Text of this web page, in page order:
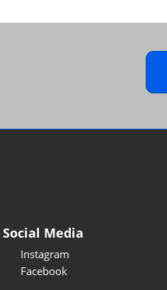
Social Media
Instagram
Facebook